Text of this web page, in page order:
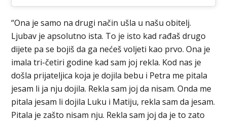
“Ona je samo na drugi način ušla u našu obitelj.
Ljubav je apsolutno ista. To je isto kad rađaš drugo
dijete pa se bojiš da ga nećeš voljeti kao prvo. Ona je
imala tri-četiri godine kad sam joj rekla. Kod nas je
došla prijateljica koja je dojila bebu i Petra me pitala
jesam li ja nju dojila. Rekla sam joj da nisam. Onda me
pitala jesam li dojila Luku i Matiju, rekla sam da jesam.
Pitala je zašto nisam nju. Rekla sam joj da je to zato